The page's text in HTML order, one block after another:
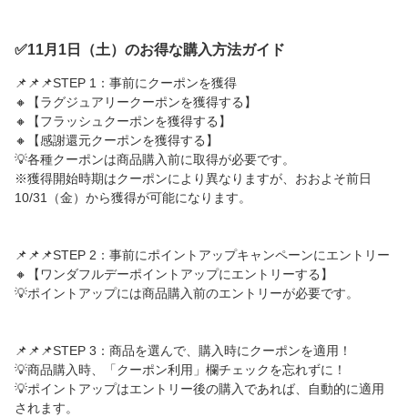
✅11月1日（土）のお得な購入方法ガイド
📌📌📌STEP 1：事前にクーポンを獲得
🔸【ラグジュアリークーポンを獲得する】
🔸【フラッシュクーポンを獲得する】
🔸【感謝還元クーポンを獲得する】
💡各種クーポンは商品購入前に取得が必要です。
※獲得開始時期はクーポンにより異なりますが、おおよそ前日
10/31（金）から獲得が可能になります。
📌📌📌STEP 2：事前にポイントアップキャンペーンにエントリー
🔸【ワンダフルデーポイントアップにエントリーする】
💡ポイントアップには商品購入前のエントリーが必要です。
📌📌📌STEP 3：商品を選んで、購入時にクーポンを適用！
💡商品購入時、「クーポン利用」欄チェックを忘れずに！
💡ポイントアップはエントリー後の購入であれば、自動的に適用
されます。